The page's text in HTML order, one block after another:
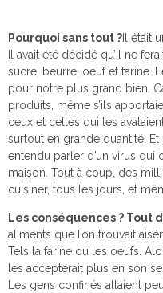
Pourquoi sans tout ? Il était
Il avait été décidé qu’il ne
sucre, beurre, oeuf et farine.
pour notre plus grand bien.
produits, même s’ils
ceux et celles qui les
surtout en grande quantité.
entendu parler d’un virus
maison. Tout à coup, des
cuisiner, tous les jours, et
Les conséquences ? Tout
aliments que l’on trouvait
Tels la farine ou les oeufs.
les accepterait plus en son
Les gens confinés allaient